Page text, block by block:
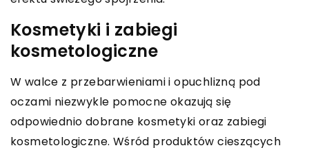
Kosmetyki i zabiegi
kosmetologiczne
W walce z przebarwieniami i opuchlizną pod
oczami niezwykle pomocne okazują się
odpowiednio dobrane kosmetyki oraz zabiegi
kosmetologiczne. Wśród produktów cieszących